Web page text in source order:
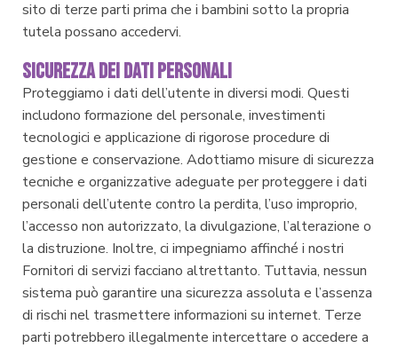
sito di terze parti prima che i bambini sotto la propria
tutela possano accedervi.
SICUREZZA DEI DATI PERSONALI
Proteggiamo i dati dell’utente in diversi modi. Questi
includono formazione del personale, investimenti
tecnologici e applicazione di rigorose procedure di
gestione e conservazione. Adottiamo misure di sicurezza
tecniche e organizzative adeguate per proteggere i dati
personali dell’utente contro la perdita, l’uso improprio,
l’accesso non autorizzato, la divulgazione, l’alterazione o
la distruzione. Inoltre, ci impegniamo affinché i nostri
Fornitori di servizi facciano altrettanto. Tuttavia, nessun
sistema può garantire una sicurezza assoluta e l’assenza
di rischi nel trasmettere informazioni su internet. Terze
parti potrebbero illegalmente intercettare o accedere a